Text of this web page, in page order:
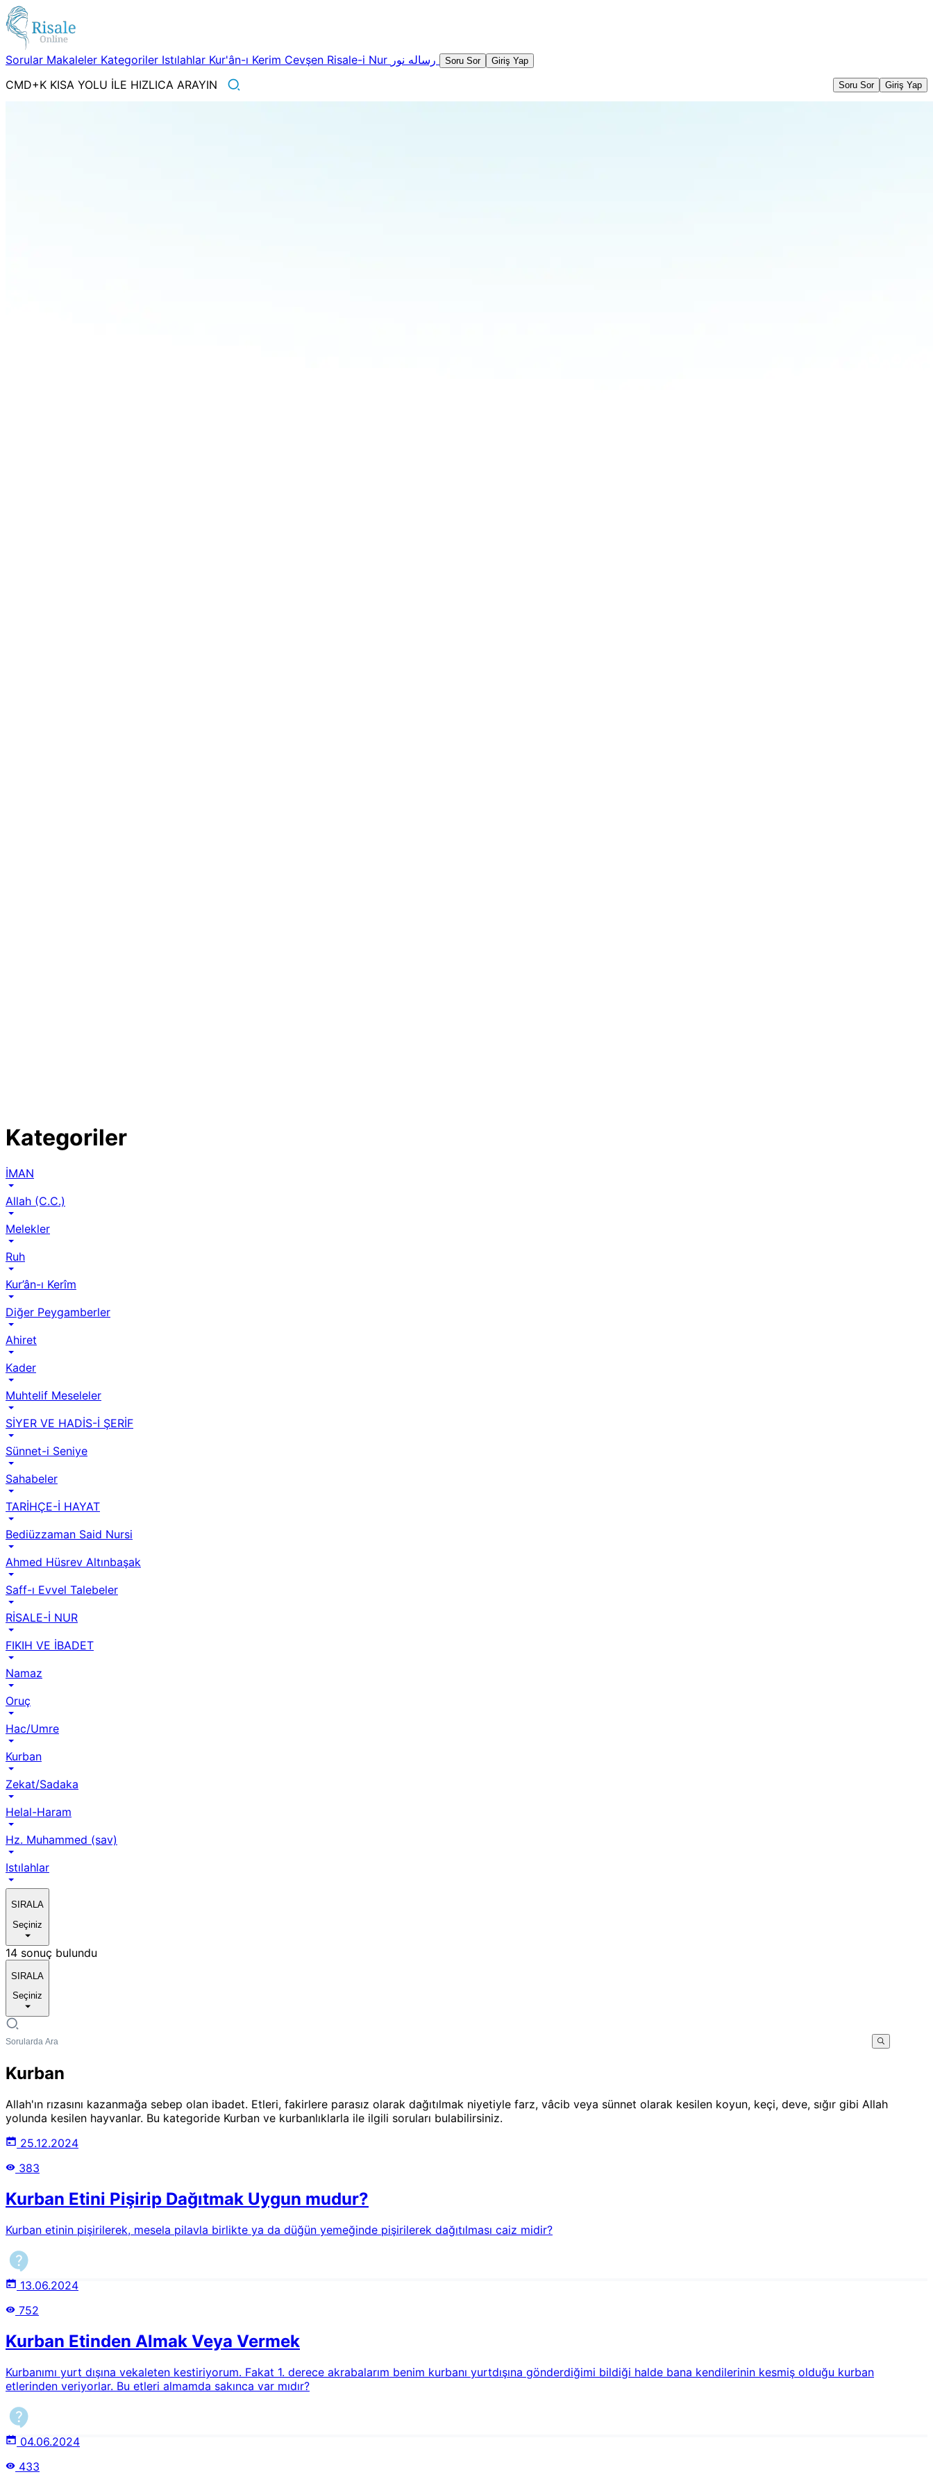
Sorular Makaleler Kategoriler Istılahlar Kur'ân-ı Kerim Cevşen Risale-i Nur Soru Sor Giriş Yap
CMD+K KISA YOLU İLE HIZLICA ARAYIN Soru Sor Giriş Yap
Kategoriler
İMAN
Allah (C.C.)
Melekler
Ruh
Kur’ân-ı Kerîm
Diğer Peygamberler
Ahiret
Kader
Muhtelif Meseleler
SİYER VE HADİS-İ ŞERİF
Sünnet-i Seniye
Sahabeler
TARİHÇE-İ HAYAT
Bediüzzaman Said Nursi
Ahmed Hüsrev Altınbaşak
Saff-ı Evvel Talebeler
RİSALE-İ NUR
FIKIH VE İBADET
Namaz
Oruç
Hac/Umre
Kurban
Zekat/Sadaka
Helal-Haram
Hz. Muhammed (sav)
Istılahlar
SIRALA
Seçiniz
14 sonuç bulundu
SIRALA
Seçiniz
Kurban
Allah'ın rızasını kazanmağa sebep olan ibadet. Etleri, fakirlere parasız olarak dağıtılmak niyetiyle farz, vâcib veya sünnet olarak kesilen koyun, keçi, deve, sığır gibi Allah
yolunda kesilen hayvanlar. Bu kategoride Kurban ve kurbanlıklarla ile ilgili soruları bulabilirsiniz.
25.12.2024
383
Kurban Etini Pişirip Dağıtmak Uygun mudur?
Kurban etinin pişirilerek, mesela pilavla birlikte ya da düğün yemeğinde pişirilerek dağıtılması caiz midir?
13.06.2024
752
Kurban Etinden Almak Veya Vermek
Kurbanımı yurt dışına vekaleten kestiriyorum. Fakat 1. derece akrabalarım benim kurbanı yurtdışına gönderdiğimi bildiği halde bana kendilerinin kesmiş olduğu kurban
etlerinden veriyorlar. Bu etleri almamda sakınca var mıdır?
04.06.2024
433